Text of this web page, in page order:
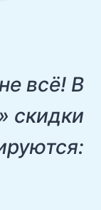
всё! В
скидки